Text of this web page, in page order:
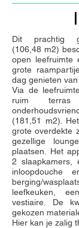
Dit prachtig
(106,48 m2)
open leefruimte
grote
dag genieten
Via de
ruim
(181,51 m2).
grote overdekte
gezellige
plaatsen. Het
2 slaapkamers,
inloopdouche
berging/
leefkeuken,
vestiaire. De
gekozen
Hier kan je zalig